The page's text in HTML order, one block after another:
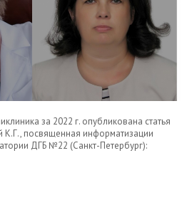
за 2022 г. опубликована статья
посвященная информатизации
ДГБ №22 (Санкт-Петербург):